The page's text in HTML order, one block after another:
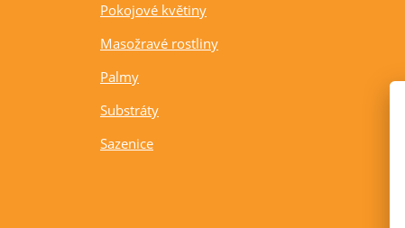
Pokojové květiny
Masožravé rostliny
Palmy
Substráty
Sazenice